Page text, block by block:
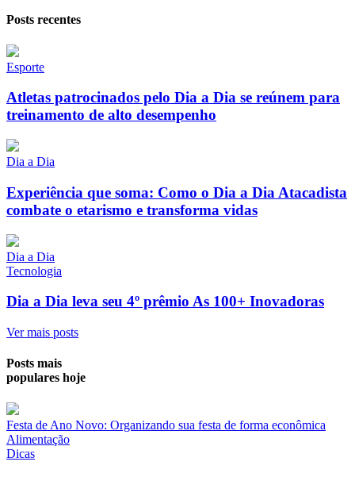
Posts recentes
Esporte
Atletas patrocinados pelo Dia a Dia se reúnem para
treinamento de alto desempenho
Dia a Dia
Experiência que soma: Como o Dia a Dia Atacadista
combate o etarismo e transforma vidas
Dia a Dia
Tecnologia
Dia a Dia leva seu 4º prêmio As 100+ Inovadoras
Ver mais posts
Posts mais
populares hoje
Festa de Ano Novo: Organizando sua festa de forma econômica
Alimentação
Dicas